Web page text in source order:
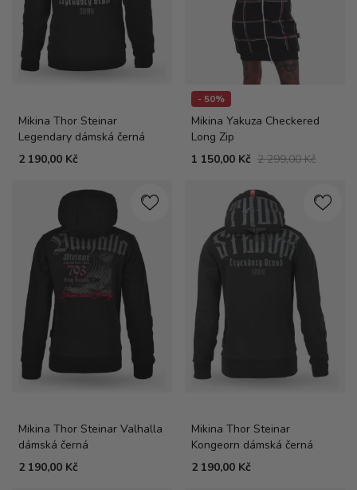
Mikina Thor Steinar
Legendary dámská černá
2 190,00 Kč
- 50%
Mikina Yakuza Checkered
Long Zip
1 150,00 Kč 2 299,00 Kč
Mikina Thor Steinar Valhalla
dámská černá
2 190,00 Kč
Mikina Thor Steinar
Kongeorn dámská černá
2 190,00 Kč